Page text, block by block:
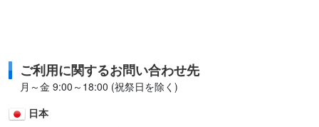
ご利用に関するお問い合わせ先
月～金 9:00～18:00 (祝祭日を除く)
日本